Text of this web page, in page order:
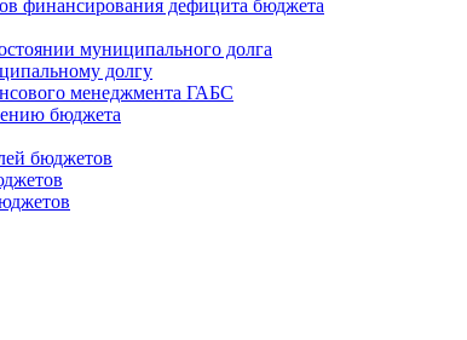
финансирования дефицита бюджета
муниципального долга
долгу
менеджмента ГАБС
бюджета
бюджетов